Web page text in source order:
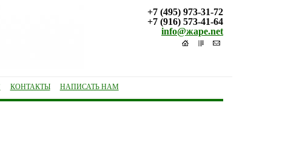
+7 (495) 973-31-72
+7 (916) 573-41-64
info@жаре.net
КОНТАКТЫ НАПИСАТЬ НАМ